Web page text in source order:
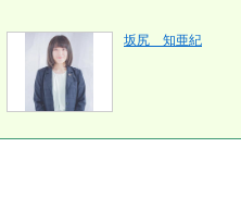
坂尻 知亜紀